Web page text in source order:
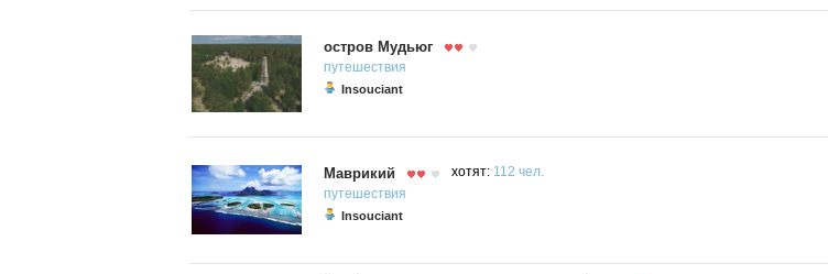
остров Мудьюг
путешествия
Insouciant
Маврикий хотят: 112 чел.
путешествия
Insouciant